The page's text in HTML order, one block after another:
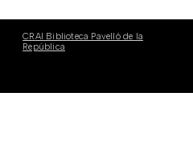
CRAI Biblioteca Pavelló de la
República